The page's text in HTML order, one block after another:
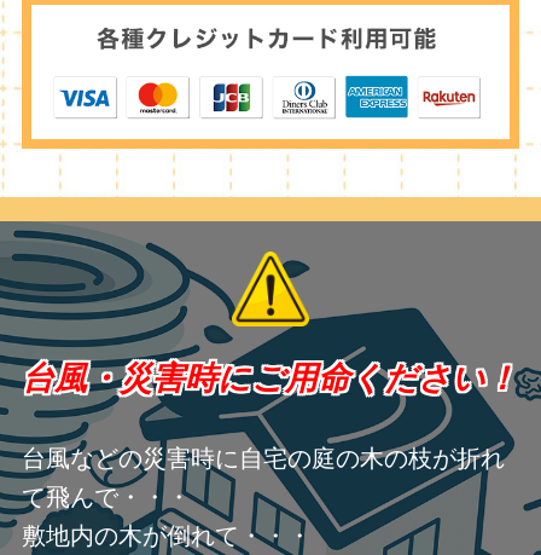
台風・災害時にご用命ください！
台風などの災害時に自宅の庭の木の枝が折れ
て飛んで・・・
敷地内の木が倒れて・・・